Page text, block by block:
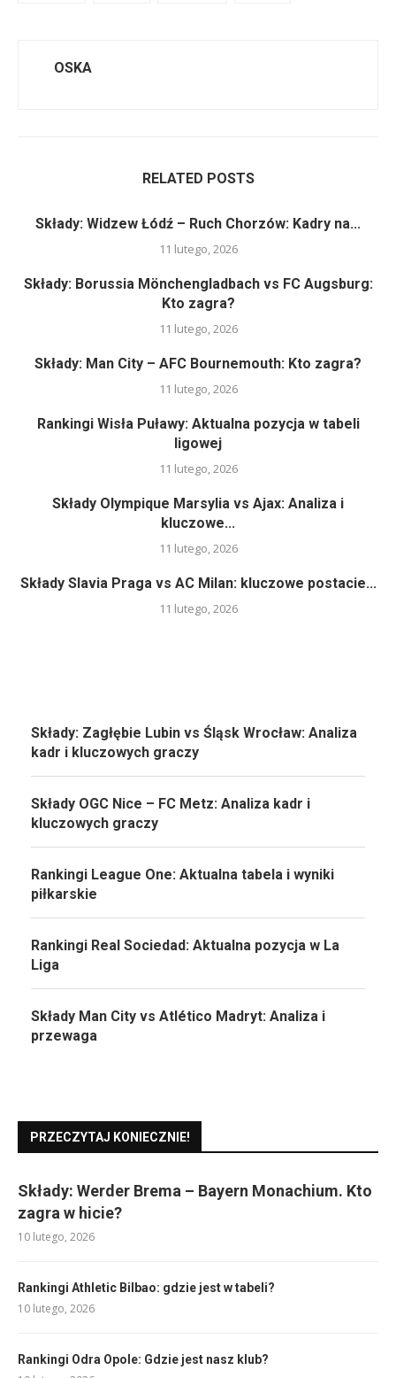
OSKA
RELATED POSTS
Składy: Widzew Łódź – Ruch Chorzów: Kadry na...
11 lutego, 2026
Składy: Borussia Mönchengladbach vs FC Augsburg:
Kto zagra?
11 lutego, 2026
Składy: Man City – AFC Bournemouth: Kto zagra?
11 lutego, 2026
Rankingi Wisła Puławy: Aktualna pozycja w tabeli
ligowej
11 lutego, 2026
Składy Olympique Marsylia vs Ajax: Analiza i
kluczowe...
11 lutego, 2026
Składy Slavia Praga vs AC Milan: kluczowe postacie...
11 lutego, 2026
Składy: Zagłębie Lubin vs Śląsk Wrocław: Analiza
kadr i kluczowych graczy
Składy OGC Nice – FC Metz: Analiza kadr i
kluczowych graczy
Rankingi League One: Aktualna tabela i wyniki
piłkarskie
Rankingi Real Sociedad: Aktualna pozycja w La
Liga
Składy Man City vs Atlético Madryt: Analiza i
przewaga
PRZECZYTAJ KONIECZNIE!
Składy: Werder Brema – Bayern Monachium. Kto
zagra w hicie?
10 lutego, 2026
Rankingi Athletic Bilbao: gdzie jest w tabeli?
10 lutego, 2026
Rankingi Odra Opole: Gdzie jest nasz klub?